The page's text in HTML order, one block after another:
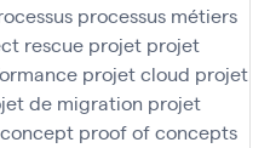
processus métiers
rescue projet projet
projet cloud projet
de migration projet
proof of concepts